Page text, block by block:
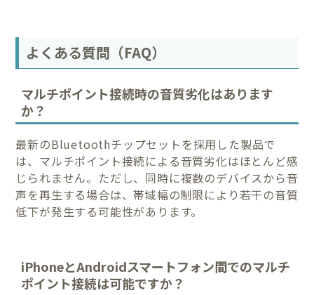
よくある質問（FAQ）
マルチポイント接続時の音質劣化はあります
か？
最新のBluetoothチップセットを採用した製品で
は、マルチポイント接続による音質劣化はほとんど感
じられません。ただし、同時に複数のデバイスから音
声を再生する場合は、帯域幅の制限により若干の音質
低下が発生する可能性があります。
iPhoneとAndroidスマートフォン間でのマルチ
ポイント接続は可能ですか？